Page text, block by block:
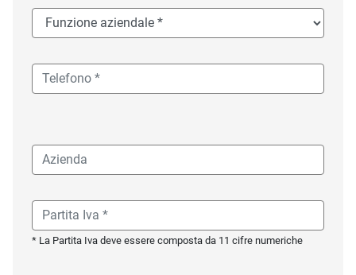
* La Partita Iva deve essere composta da 11 cifre numeriche